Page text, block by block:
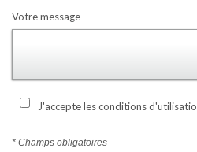
Votre message
J'accepte les conditions
* Champs obligatoires